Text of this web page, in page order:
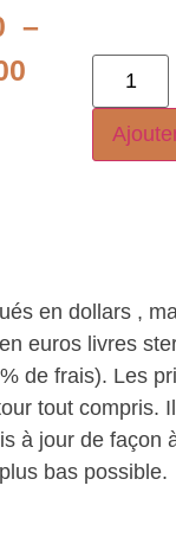
–
en dollars ,
euros livres
de frais). Les
tout compris.
à jour de façon
bas possible.